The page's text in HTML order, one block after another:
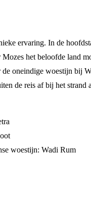
ervaring. In de
het beloofde land
de oneindige woestijn bij
de reis af bij het
woestijn: Wadi Rum